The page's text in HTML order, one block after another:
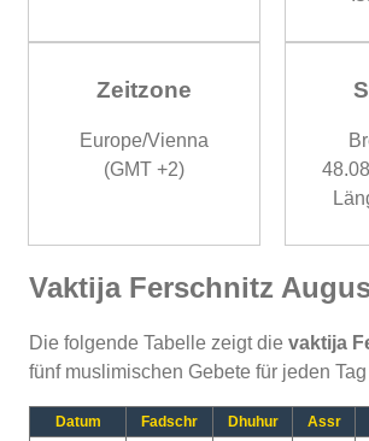
Zeitzone
Europe/Vienna
(GMT +2)
Vaktija Ferschnitz
Die folgende Tabelle zeigt die vaktija
fünf muslimischen Gebete für jeden
Datum Fadschr Dhuhur Assr